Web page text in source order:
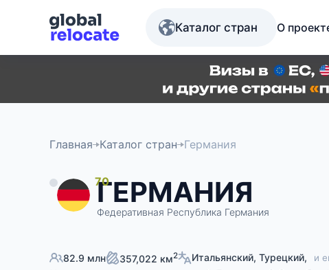
Каталог стран О
Главная Каталог стран Германия
70
ГЕРМАНИЯ
Федеративная Республика Германия
82.9 млн 357,022 км2 Итальянский, Турецкий, и